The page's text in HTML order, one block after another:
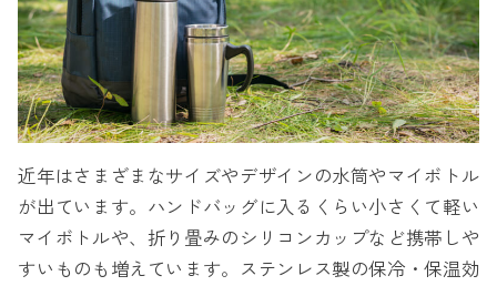
近年はさまざまなサイズやデザインの水筒やマイボトル
が出ています。ハンドバッグに入るくらい小さくて軽い
マイボトルや、折り畳みのシリコンカップなど携帯しや
すいものも増えています。ステンレス製の保冷・保温効